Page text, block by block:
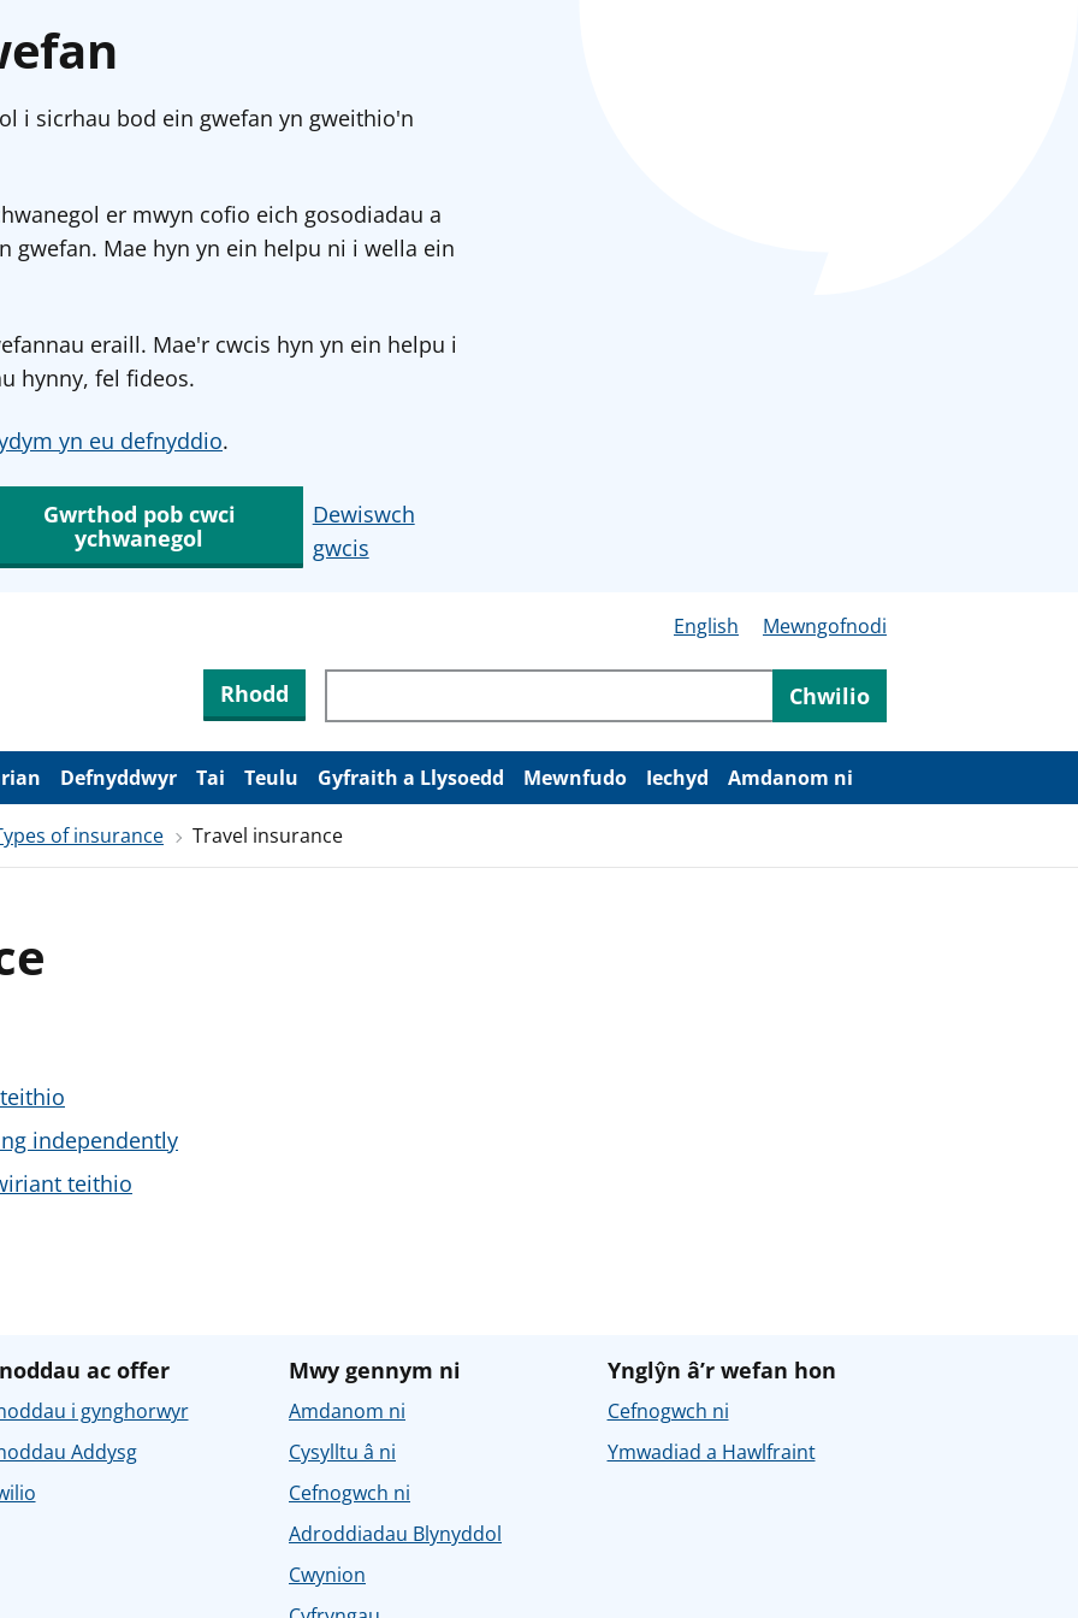
i sicrhau bod ein gwefan yn gweithio'n
er mwyn cofio eich gosodiadau a
gwefan. Mae hyn yn ein helpu ni i wella ein
eraill. Mae'r cwcis hyn yn ein helpu i
hynny, fel fideos.
yn eu defnyddio.
Gwrthod pob cwci
ychwanegol
Dewiswch
gwcis
English Mewngofnodi
Rhodd Chwilio
Defnyddwyr Tai Teulu Gyfraith a Llysoedd Mewnfudo Iechyd Amdanom ni
of insurance Travel insurance
independently
teithio
ac offer
i gynghorwyr
Addysg
Mwy gennym ni
Amdanom ni
Cysylltu â ni
Cefnogwch ni
Adroddiadau Blynyddol
Cwynion
Ynglŷn â’r wefan hon
Cefnogwch ni
Ymwadiad a Hawlfraint